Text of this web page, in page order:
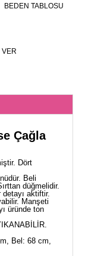
BEDEN TABLOSU
Çağla
Dört
Beli
düğmelidir.
detayı aktiftir.
Manşeti
üründe ton
Bel: 68 cm,